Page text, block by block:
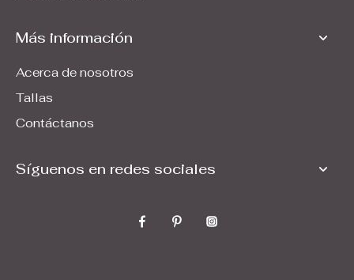
Más información
Acerca de nosotros
Tallas
Contáctanos
Síguenos en redes sociales